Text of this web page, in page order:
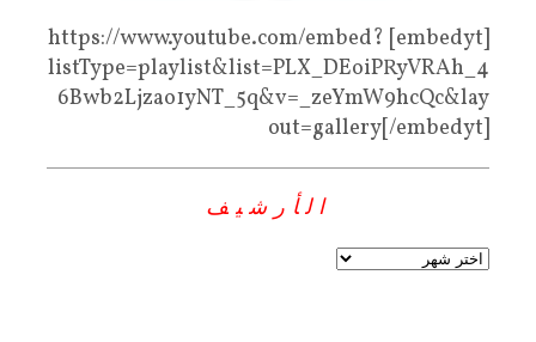
[embedyt] https://www.youtube.com/embed?
listType=playlist&list=PLX_DEoiPRyVRAh_4
6Bwb2Ljzao1yNT_5q&v=_zeYmW9hcQc&lay
out=gallery[/embedyt]
الأرشيف